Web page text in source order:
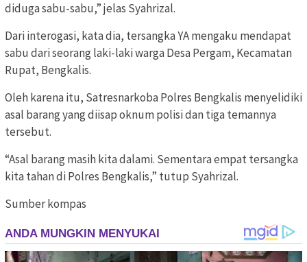
diduga sabu-sabu,” jelas Syahrizal.
Dari interogasi, kata dia, tersangka YA mengaku mendapat
sabu dari seorang laki-laki warga Desa Pergam, Kecamatan
Rupat, Bengkalis.
Oleh karena itu, Satresnarkoba Polres Bengkalis menyelidiki
asal barang yang diisap oknum polisi dan tiga temannya
tersebut.
“Asal barang masih kita dalami. Sementara empat tersangka
kita tahan di Polres Bengkalis,” tutup Syahrizal.
Sumber kompas